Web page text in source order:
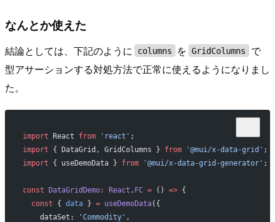
なんとか使えた
結論としては、下記のように columns を GridColumns
で
型アサーションする対処方法で正常に使えるようになりまし
た。
import React from 'react' ;
import { DataGrid, GridColumns } from '@mui/x-data-grid' ;
import { useDemoData } from '@mui/x-data-grid-generator' ;
const DataGridDemo: React . FC = () => {
  const
{ data } = useDemoData({
    dataSet:
'Commodity' ,